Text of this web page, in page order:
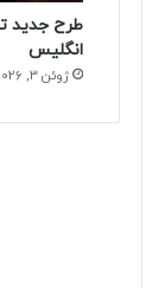
طرح جدید
انگلیس
ژوئن 3, 2026